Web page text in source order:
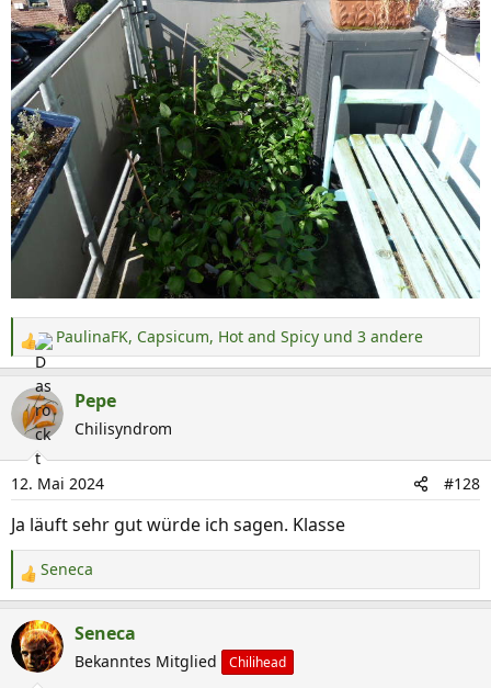
R
e
a
k
i
o
:
PaulinaFK, Capsicum, Hot and Spicy und 3 andere
Pepe
Chilisyndrom
12. Mai 2024 #128
Ja läuft sehr gut würde ich sagen. Klasse
R
e
a
k
t
Seneca
Seneca
Bekanntes Mitglied Chilihead